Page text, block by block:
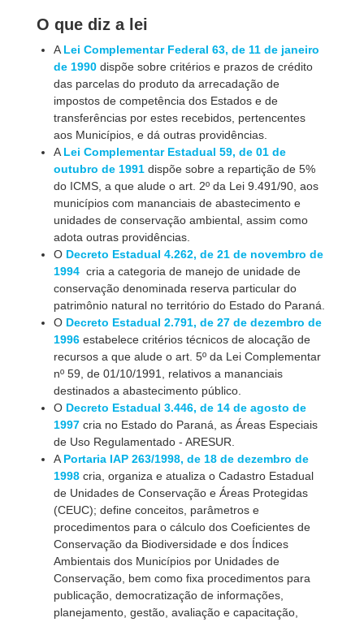
O que diz a lei
A Lei Complementar Federal 63, de 11 de janeiro
de 1990dispõe sobre critérios e prazos de crédito
das parcelas do produto da arrecadação de
impostos de competência dos Estados e de
transferências por estes recebidos, pertencentes
aos Municípios, e dá outras providências.
A Lei Complementar Estadual 59, de 01 de
outubro de 1991dispõe sobre a repartição de 5%
do ICMS, a que alude o art. 2º da Lei 9.491/90, aos
municípios com mananciais de abastecimento e
unidades de conservação ambiental, assim como
adota outras providências.
O Decreto Estadual 4.262, de 21 de novembro de
1994 cria a categoria de manejo de unidade de
conservação denominada reserva particular do
patrimônio natural no território do Estado do Paraná.
O Decreto Estadual 2.791, de 27 de dezembro de
1996estabelece critérios técnicos de alocação de
recursos a que alude o art. 5º da Lei Complementar
nº 59, de 01/10/1991, relativos a mananciais
destinados a abastecimento público.
O Decreto Estadual 3.446, de 14 de agosto de
1997cria no Estado do Paraná, as Áreas Especiais
de Uso Regulamentado - ARESUR.
A Portaria IAP 263/1998, de 18 de dezembro de
1998 cria, organiza e atualiza o Cadastro Estadual
de Unidades de Conservação e Áreas Protegidas
(CEUC); define conceitos, parâmetros e
procedimentos para o cálculo dos Coeficientes de
Conservação da Biodiversidade e dos Índices
Ambientais dos Municípios por Unidades de
Conservação, bem como fixa procedimentos para
publicação, democratização de informações,
planejamento, gestão, avaliação e capacitação,